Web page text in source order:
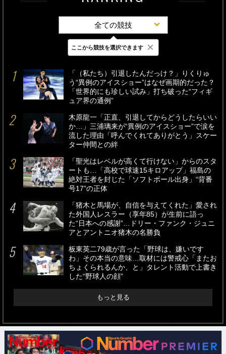
全ての競技
最新 24時間 週間
「（私たち）引退したんだっけ？」りくりゅ
う“異例のアイスショー”はなぜ画期的だった？
「世界的にも珍しい試み」打ち破った“フィギ
ュア界の通例”
木原龍一「正直、引退してからどうしたらいい
か…」三浦璃来が“異例のアイスショー”で涙を
流した理由「呼んでくれてありがとう」スケー
ター仲間との絆
「聖光はレベルが高くて行けない」からのスタ
ートも…「高校で球速15キロアップ」福島の
絶対王者を封じた「ソフトボール出身」“背番
号17”の正体
「猪木と馬場が、自信を与えてくれた」愛され
た外国人レスラー（享年85）が生前に語っ
た“日本への感謝”…ドリー・ファンク・ジュニ
アとアントニオ猪木の名勝負
板東英二79歳が言った「野球は、嫌いです
わ」その本当の意味…取材には警戒心「またお
ちょくられるんか、と」タレント活動で上書き
した“野球人の顔”
もっと見る
ここから競技を選択できます ×